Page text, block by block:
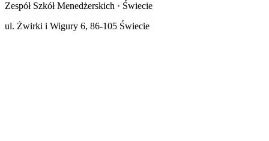
Zespół Szkół Menedżerskich · Świecie
ul. Żwirki i Wigury 6, 86-105 Świecie